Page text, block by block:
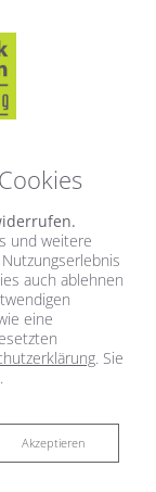
und weitere
auch ablehnen
eine
. Sie
Akzeptieren